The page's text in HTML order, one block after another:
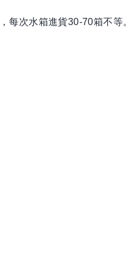
每次水箱進貨30-70箱不等。